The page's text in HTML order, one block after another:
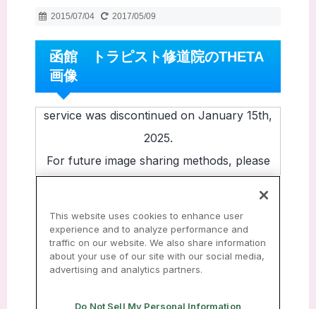
2015/07/04 2017/05/09
函館 トラピスト修道院のTHETA
画像